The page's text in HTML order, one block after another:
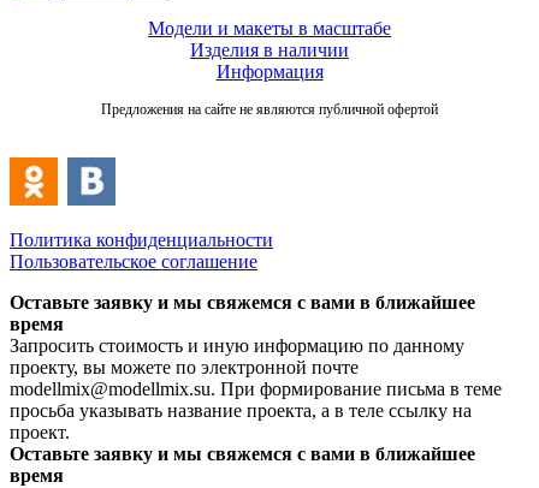
Модели и макеты в масштабе
Изделия в наличии
Информация
Предложения на сайте не являются публичной офертой
Политика конфиденциальности
Пользовательское соглашение
Оставьте заявку и мы свяжемся с вами в ближайшее
время
Запросить стоимость и иную информацию по данному
проекту, вы можете по электронной почте
modellmix@modellmix.su. При формирование письма в теме
просьба указывать название проекта, а в теле ссылку на
проект.
Оставьте заявку и мы свяжемся с вами в ближайшее
время